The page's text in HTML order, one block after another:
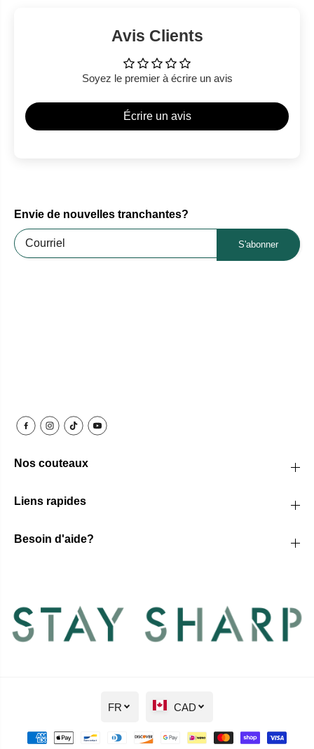
Avis Clients
Soyez le premier à écrire un avis
Écrire un avis
Envie de nouvelles tranchantes?
S'abonner
Nos couteaux
Liens rapides
Besoin d'aide?
FR CAD